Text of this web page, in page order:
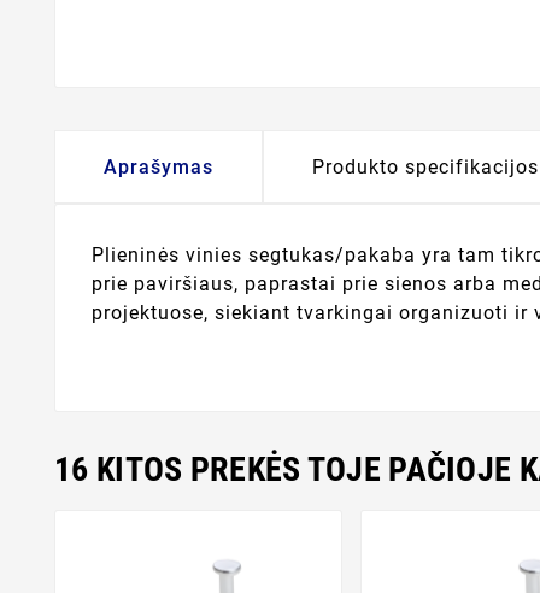
Aprašymas Produkto specifikacijos
Plieninės vinies segtukas/pakaba yra tam
prie paviršiaus, paprastai prie sienos arba
projektuose, siekiant tvarkingai organizuoti ir
16 KITOS PREKĖS TOJE PAČIOJE